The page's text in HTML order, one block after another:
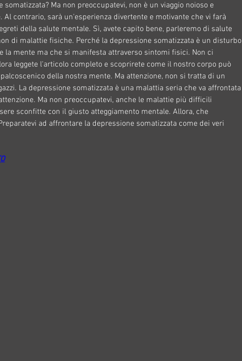
somatizzata? Ma non preoccupatevi, non è un viaggio noioso e
Al contrario, sarà un'esperienza divertente e motivante che vi farà
della salute mentale. Sì, avete capito bene, parleremo di salute
di malattie fisiche. Perché la depressione somatizzata è un disturbo
la mente ma che si manifesta attraverso sintomi fisici. Non ci
leggete l'articolo completo e scoprirete come il nostro corpo può
della nostra mente. Ma attenzione, non si tratta di un
La depressione somatizzata è una malattia seria che va affrontata
Ma non preoccupatevi, anche le malattie più difficili
sconfitte con il giusto atteggiamento mentale. Allora, che
ad affrontare la depressione somatizzata come dei veri